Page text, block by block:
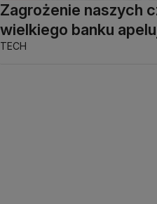
Zagrożenie naszych
wielkiego banku
TECH